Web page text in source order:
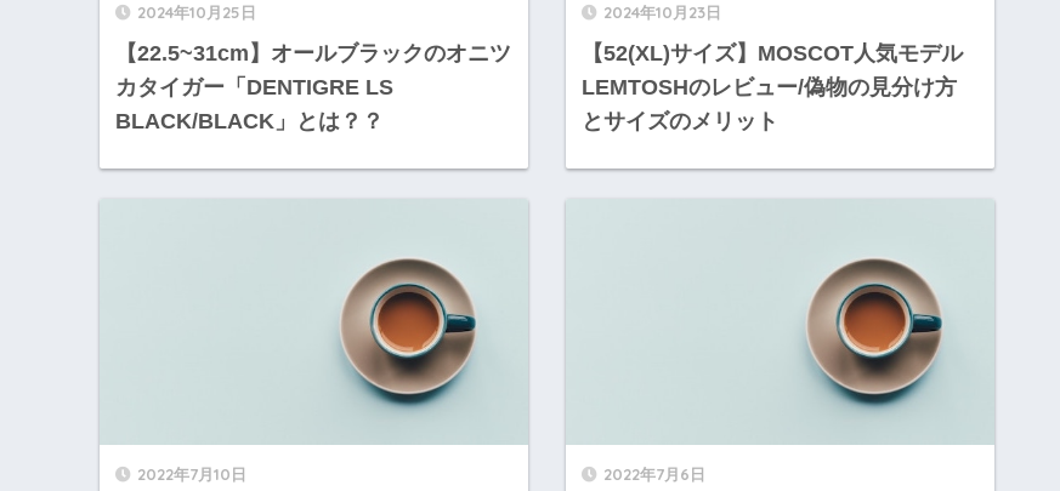
2024年10月25日
【22.5~31cm】オールブラックのオニツ
カタイガー「DENTIGRE LS
BLACK/BLACK」とは？？
2024年10月23日
【52(XL)サイズ】MOSCOT人気モデル
LEMTOSHのレビュー/偽物の見分け方
とサイズのメリット
2022年7月10日 2022年7月6日